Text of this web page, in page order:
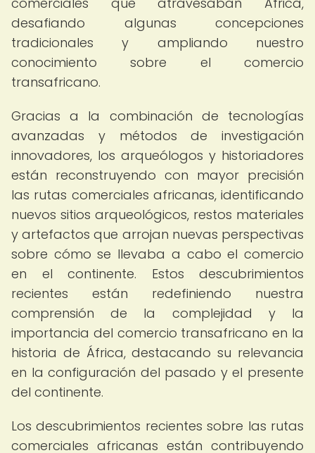
desafiando algunas concepciones
tradicionales y ampliando nuestro
conocimiento sobre el comercio
transafricano.
Gracias a la combinación de tecnologías
avanzadas y métodos de investigación
innovadores, los arqueólogos y historiadores
están reconstruyendo con mayor precisión
las rutas comerciales africanas, identificando
nuevos sitios arqueológicos, restos materiales
y artefactos que arrojan nuevas perspectivas
sobre cómo se llevaba a cabo el comercio
en el continente. Estos descubrimientos
recientes están redefiniendo nuestra
comprensión de la complejidad y la
importancia del comercio transafricano en la
historia de África, destacando su relevancia
en la configuración del pasado y el presente
del continente.
Los descubrimientos recientes sobre las rutas
comerciales africanas están contribuyendo